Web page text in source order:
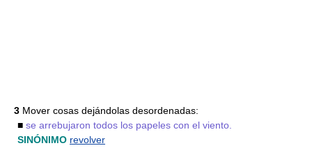
3 Mover cosas dejándolas desordenadas:
■ se arrebujaron todos los papeles con el viento.
SINÓNIMO revolver